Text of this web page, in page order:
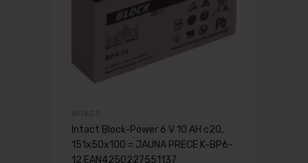
Intact Block-Power 6 V 10 AH c20,
151x50x100 = JAUNA PRECE K-BP6-
12 EAN4250227551137